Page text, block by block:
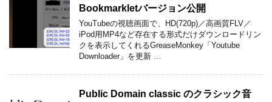
Bookmarkletバージョン公開
YouTubeの視聴画面で、HD(720p)／高画質FLV／
iPod用MP4など存在する形式だけダウンロードリン
クを表示してくれるGreaseMonkey「Youtube
Downloader」を更新 …
Public Domain classic のクラシック音